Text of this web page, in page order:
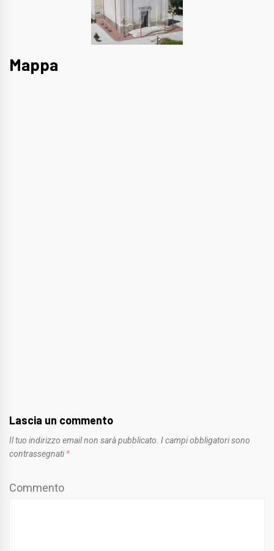
Mappa
Lascia un commento
Il tuo indirizzo email non sarà pubblicato. I campi obbligatori sono
contrassegnati *
Commento